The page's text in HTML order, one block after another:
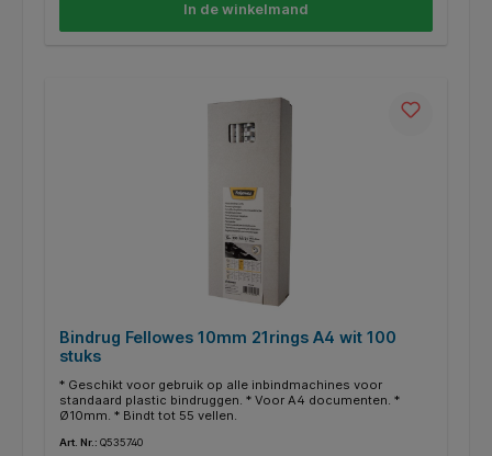
In de winkelmand
Bindrug Fellowes 10mm 21rings A4 wit 100
stuks
* Geschikt voor gebruik op alle inbindmachines voor
standaard plastic bindruggen. * Voor A4 documenten. *
Ø10mm. * Bindt tot 55 vellen.
Art. Nr.: Q535740